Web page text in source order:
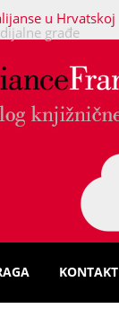
u Hrvatskoj
građe
KONTAKT